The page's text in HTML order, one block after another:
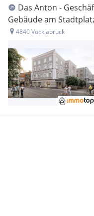
Das Anton -
Gebäude am
4840 Vöcklabruck